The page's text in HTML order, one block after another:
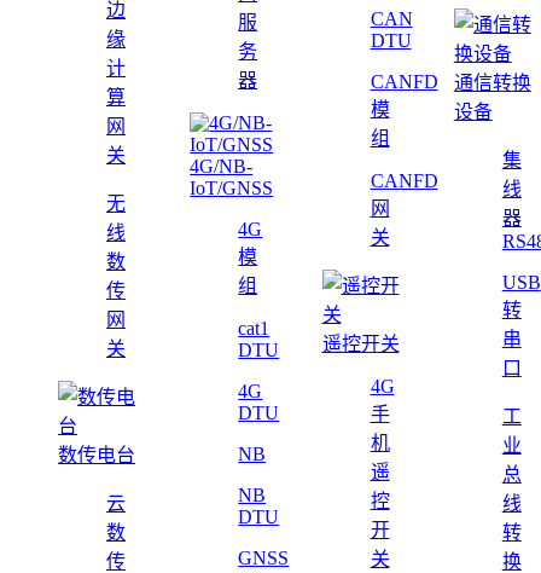
边
缘
计
算
网
关
无
线
数
传
网
关
数传电台
云
数
传
服
务
器
4G/NB-
IoT/GNSS
4G
模
组
cat1
DTU
4G
DTU
NB
NB
DTU
GNSS
CAN
DTU
CANFD
模
组
CANFD
网
关
遥控开关
4G
手
机
遥
控
开
关
通信转换
设备
集
线
器
USB
转
串
口
工
业
总
线
转
换